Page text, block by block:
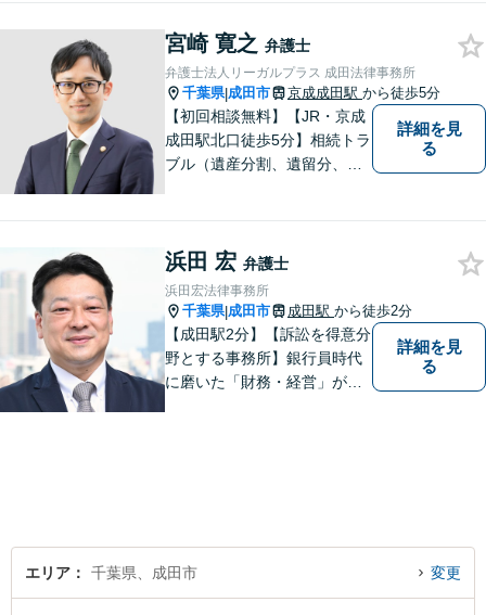
す。どんな些細なことでも構
いませんので、遠慮なくご相
談ください。
宮崎 寛之 弁護士
弁護士法人リーガルプラス 成田法律事務所
千葉県|成田市 京成成田駅 から徒歩5分
【初回相談無料】【JR・京成
成田駅北口徒歩5分】相続トラ
ブル（遺産分割、遺留分、遺
す。
詳細を見
る
浜田 宏 弁護士
浜田宏法律事務所
千葉県|成田市 成田駅 から徒歩2分
【成田駅2分】【訴訟を得意分
野とする事務所】銀行員時代
に磨いた「財務・経営」が強
人案件にも対応
詳細を見
る
エリア 千葉県、成田市 変更